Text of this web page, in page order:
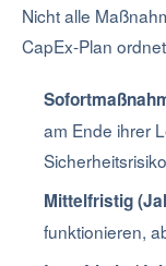
Nicht alle
CapEx-Plan
am Ende ihrer
Mittelfristig
funktionieren,